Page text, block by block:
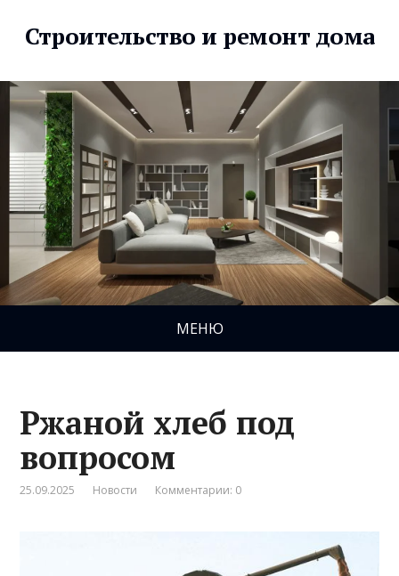
Строительство и ремонт дома
МЕНЮ
Ржаной хлеб под
вопросом
25.09.2025 Новости Комментарии: 0